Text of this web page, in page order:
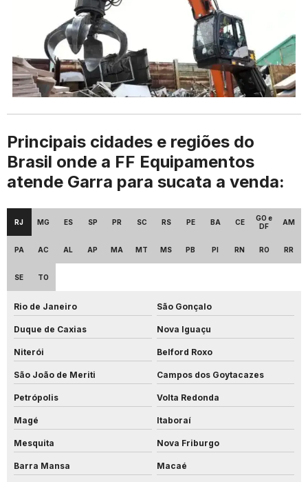
Principais cidades e regiões do
Brasil onde a FF Equipamentos
atende Garra para sucata a venda:
RJ MG ES SP PR SC RS PE BA CE
GO e
DF
AM
PA AC AL AP MA MT MS PB PI RN RO RR
SE TO
Rio de Janeiro São Gonçalo
Duque de Caxias Nova Iguaçu
Niterói Belford Roxo
São João de Meriti Campos dos Goytacazes
Petrópolis Volta Redonda
Magé Itaboraí
Mesquita Nova Friburgo
Barra Mansa Macaé